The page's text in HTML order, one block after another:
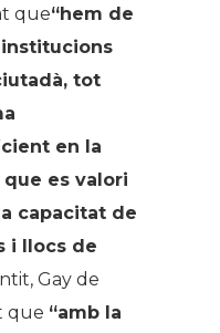
que“hem de
tot
en la
es valori
capacitat de
i llocs de
Gay de
que “amb la